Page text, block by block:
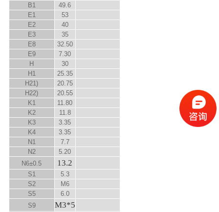
B1
49.6
E1
53
E2
40
E3
35
E8
32.50
E9
7.30
H
30
H 1
25.35
H21)
20.75
H22)
20.55
K1
11.80
K2
11.8
K3
3.35
K4
3.35
N1
7.7
N2
5.20
N6±0.5 13.2
S1
5.3
S2
M6
S5
6.0
S9 M3*5